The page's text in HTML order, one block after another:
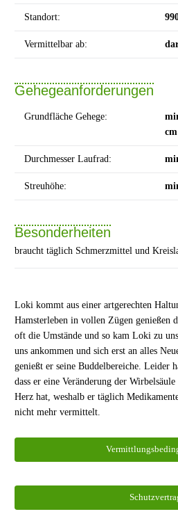
Standort:
Vermittelbar ab:
Gehegeanforderungen
Grundfläche Gehege:
cm
Durchmesser Laufrad:
Streuhöhe:
Besonderheiten
braucht täglich Schmerzmittel und
Loki kommt aus einer artgerechten
Hamsterleben in vollen Zügen genießen
oft die Umstände und so kam Loki zu
uns ankommen und sich erst an alles
genießt er seine Buddelbereiche. Leider
dass er eine Veränderung der
Herz hat, weshalb er täglich
nicht mehr vermittelt.